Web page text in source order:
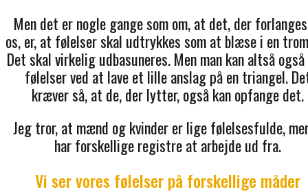
Men det er nogle gange som om, at det, der
os, er, at følelser skal udtrykkes som at blæse i en
Det skal virkelig udbasuneres. Men man kan altså
følelser ved at lave et lille anslag på en triangel.
kræver så, at de, der lytter, også kan opfange det.
Jeg tror, at mænd og kvinder er lige følelsesfulde,
har forskellige registre at arbejde ud fra.
Vi ser vores følelser på forskellige måder